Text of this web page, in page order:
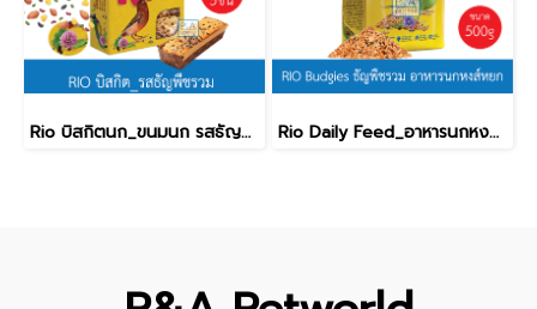
Rio บิสกิตนก_ขนมนก รสธัญพืช Rio Daily Feed_อาหารนกหงส์หยก 500g.